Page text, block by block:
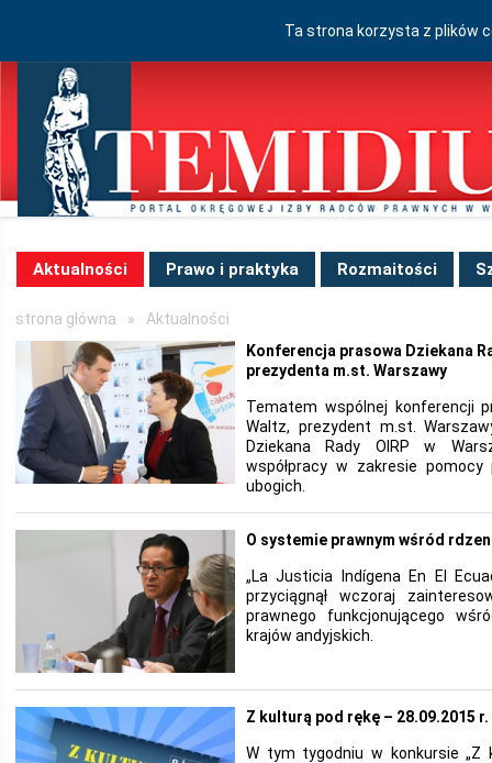
Ta strona korzysta z plików
Aktualności Prawo i praktyka Rozmaitości
strona główna »
Aktualności
Konferencja prasowa Dziekana
prezydenta m.st. Warszawy
Tematem wspólnej konferencji
Waltz, prezydent m.st.
Dziekana Rady OIRP w
współpracy w zakresie
ubogich.
O systemie prawnym wśród
„La Justicia Indígena En El
przyciągnął wczoraj
prawnego funkcjonującego
krajów andyjskich.
Z kulturą pod rękę – 28.09.2015 r.
W tym tygodniu w konkursie „Z